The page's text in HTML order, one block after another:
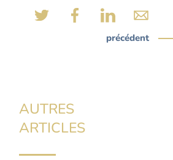
précédent
AUTRES
ARTICLES